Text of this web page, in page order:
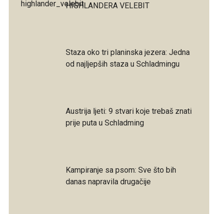
HIGHLANDERA VELEBIT
Staza oko tri planinska jezera: Jedna
od najljepših staza u Schladmingu
Austrija ljeti: 9 stvari koje trebaš znati
prije puta u Schladming
Kampiranje sa psom: Sve što bih
danas napravila drugačije